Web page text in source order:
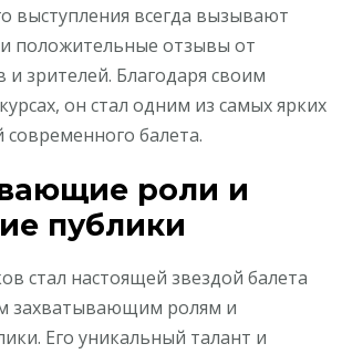
выступления всегда вызывают
положительные отзывы от
и зрителей. Благодаря своим
он стал одним из самых ярких
современного балета.
роли и
публики
стал настоящей звездой балета
захватывающим ролям и
Его уникальный талант и